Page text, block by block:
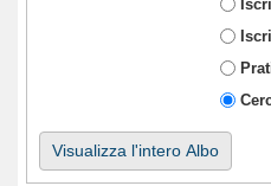
Visualizza l'intero Albo